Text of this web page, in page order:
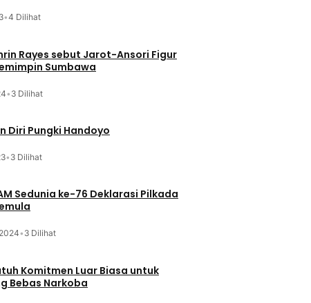
•4 Dilihat
Jarot-Ansori Figur
Sumbawa
• 3 Dilihat
Diri Pungki Handoyo
• 3 Dilihat
Sedunia ke-76 Deklarasi Pilkada
• 3 Dilihat
Komitmen Luar Biasa untuk
Bebas Narkoba